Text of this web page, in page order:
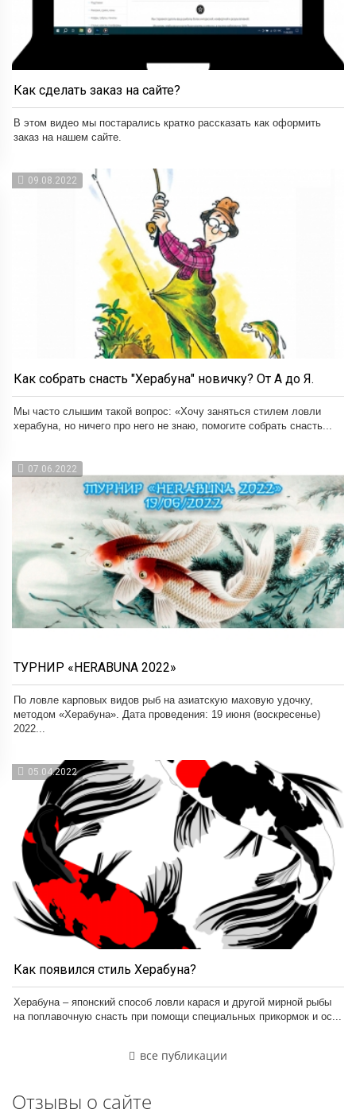
Как сделать заказ на сайте?
В этом видео мы постарались кратко рассказать как оформить
заказ на нашем сайте.
09.08.2022
Как собрать снасть "Херабуна" новичку? От А до Я.
Мы часто слышим такой вопрос: «Хочу заняться стилем ловли
херабуна, но ничего про него не знаю, помогите собрать снасть...
07.06.2022
ТУРНИР «HERABUNA 2022»
По ловле карповых видов рыб на азиатскую маховую удочку,
методом «Херабуна». Дата проведения: 19 июня (воскресенье)
2022...
05.04.2022
Как появился стиль Херабуна?
Херабуна – японский способ ловли карася и другой мирной рыбы
на поплавочную снасть при помощи специальных прикормок и ос...
все публикации
Отзывы о сайте